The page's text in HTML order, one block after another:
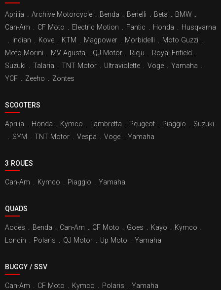
Aprilia Archive Motorcycle Benda Benelli Beta BMW
Can-Am
CF Moto Electric Motion Fantic Honda
Husqvarna
Indian Kove KTM Magpower Morbidelli Moto Guzzi
Moto Morini
MV Agusta QJ Motor Rieju Royal Enfield
Suzuki
Talaria TNT Motor Ultraviolette Voge Yamaha
YCF
Zeeho Zontes
SCOOTERS
Aprilia Honda Kymco Lambretta Peugeot Piaggio
Suzuki
SYM TNT Motor Vespa Voge Yamaha
3 ROUES
Can-Am Kymco Piaggio Yamaha
QUADS
Aodes Benda Can-Am CF Moto Goes Kayo Kymco
Loncin
Polaris QJ Motor Up Moto Yamaha
BUGGY / SSV
Can-Am CF Moto Kymco Polaris Yamaha